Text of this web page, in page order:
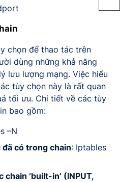
chọn để thao tác trên
dùng những khả năng
lưu lượng mạng. Việc hiểu
tùy chọn này là rất quan
tối ưu. Chi tiết về các tùy
bao gồm:
–N
đã có trong chain: Iptables
‘built-in’ (INPUT,